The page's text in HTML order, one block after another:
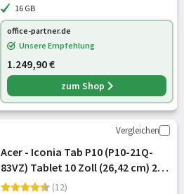
16 GB
office-partner.de
Unsere Empfehlung
1.249,90 €
zum Shop
Vergleichen
Acer - Iconia Tab P10 (P10-21Q-
83VZ) Tablet 10 Zoll (26,42 cm) 2K
QLED IPS Touch Display - MediaTek
(12)